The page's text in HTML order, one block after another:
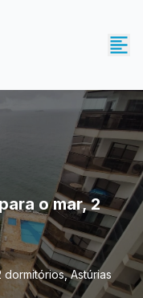
o mar, 2
Astúrias